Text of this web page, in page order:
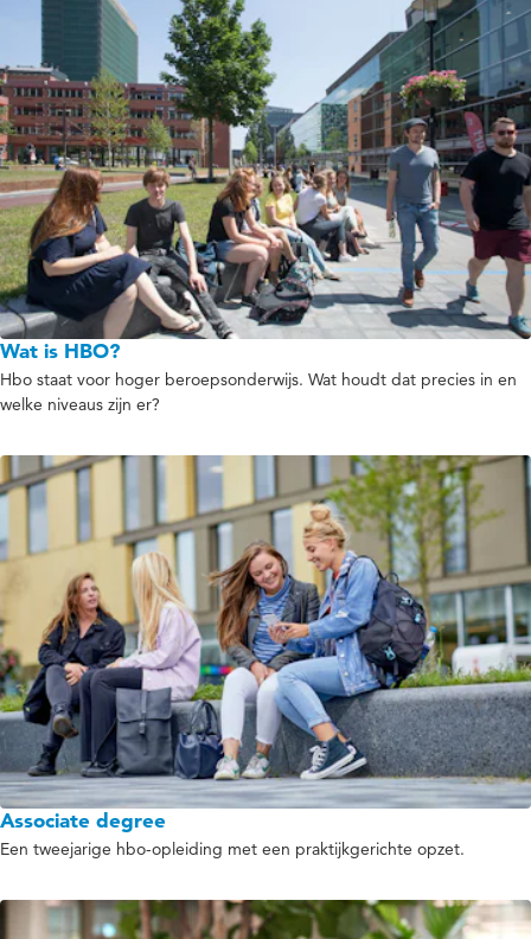
Wat is HBO?
Hbo staat voor hoger beroepsonderwijs. Wat houdt dat precies in en
welke niveaus zijn er?
Associate degree
Een tweejarige hbo-opleiding met een praktijkgerichte opzet.